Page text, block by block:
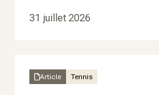
31 juillet 2026
Article Tennis